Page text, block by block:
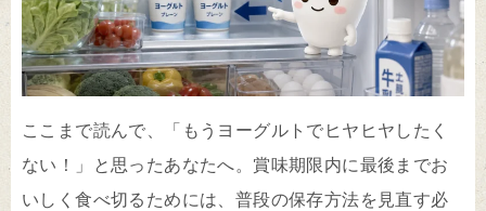
ここまで読んで、「もうヨーグルトでヒヤヒヤしたく
ない！」と思ったあなたへ。賞味期限内に最後までお
いしく食べ切るためには、普段の保存方法を見直す必